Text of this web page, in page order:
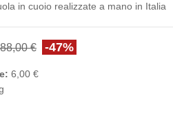
in cuoio realizzate a mano in Italia
€ -47%
6,00 €